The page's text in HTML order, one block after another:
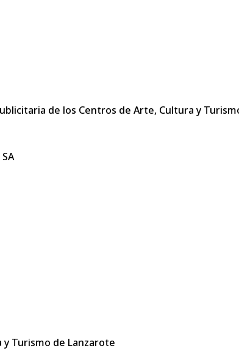
de los Centros de Arte, Cultura y
y Turismo de Lanzarote